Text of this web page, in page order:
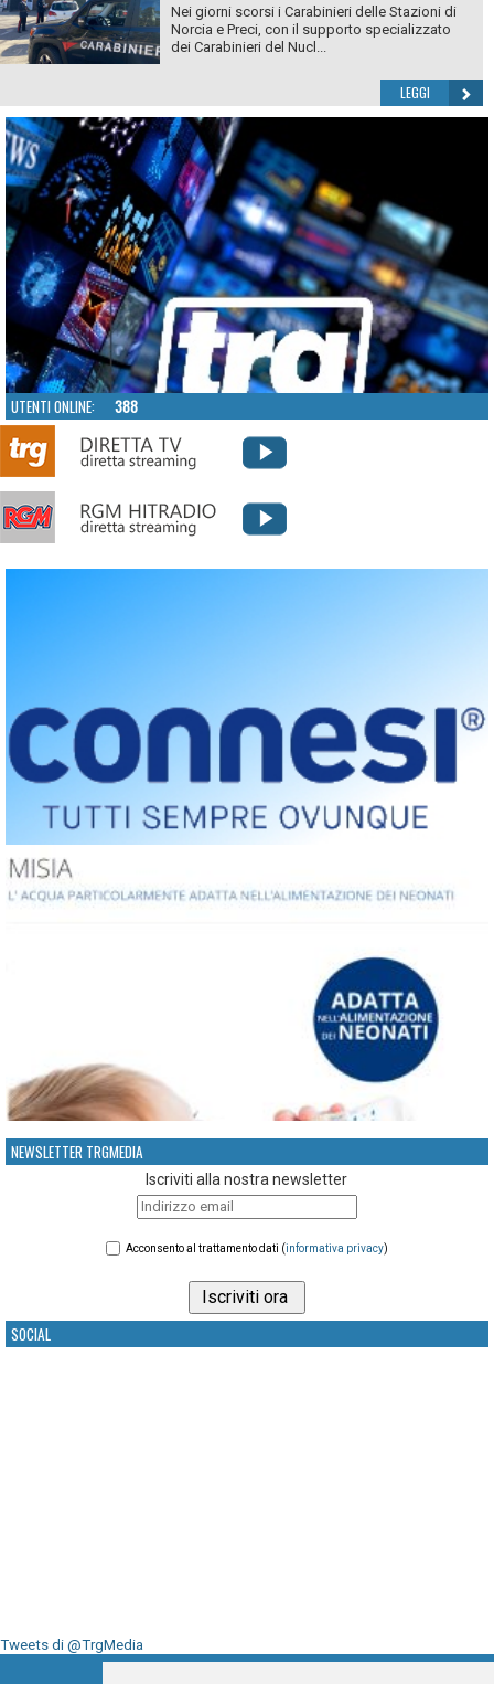
Nei giorni scorsi i Carabinieri delle Stazioni di
Norcia e Preci, con il supporto specializzato
dei Carabinieri del Nucl...
LEGGI
UTENTI ONLINE: 388
NEWSLETTER TRGMEDIA
Iscriviti alla nostra newsletter
Acconsento al trattamento dati (informativa privacy)
SOCIAL
Tweets di @TrgMedia